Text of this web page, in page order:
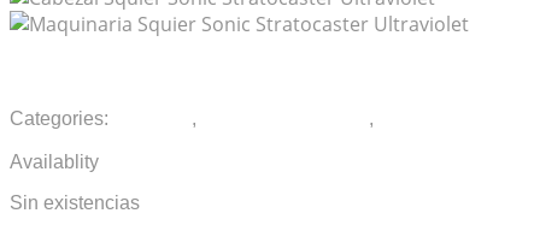
Categories: , ,
Availablity
Sin existencias